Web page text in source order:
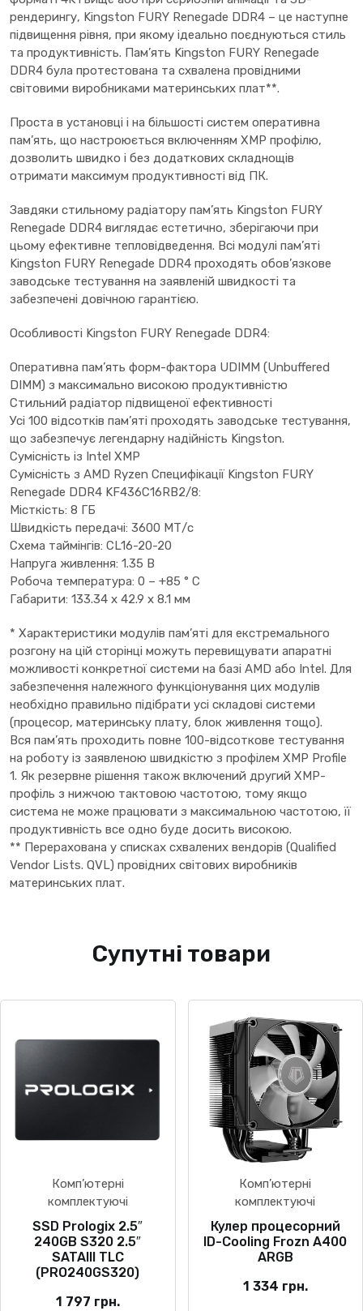
рендерингу, Kingston FURY Renegade DDR4 – це наступне
підвищення рівня, при якому ідеально поєднуються стиль
та продуктивність. Пам’ять Kingston FURY Renegade
DDR4 була протестована та схвалена провідними
світовими виробниками материнських плат**.
Проста в установці і на більшості систем оперативна
пам’ять, що настроюється включенням XMP профілю,
дозволить швидко і без додаткових складнощів
отримати максимум продуктивності від ПК.
Завдяки стильному радіатору пам’ять Kingston FURY
Renegade DDR4 виглядає естетично, зберігаючи при
цьому ефективне тепловідведення. Всі модулі пам’яті
Kingston FURY Renegade DDR4 проходять обов’язкове
заводське тестування на заявленій швидкості та
забезпечені довічною гарантією.
Особливості Kingston FURY Renegade DDR4:
Оперативна пам’ять форм-фактора UDIMM (Unbuffered
DIMM) з максимально високою продуктивністю
Стильний радіатор підвищеної ефективності
Усі 100 відсотків пам’яті проходять заводське тестування,
що забезпечує легендарну надійність Kingston.
Сумісність із Intel XMP
Сумісність з AMD Ryzen Специфікації Kingston FURY
Renegade DDR4 KF436C16RB2/8:
Місткість: 8 ГБ
Швидкість передачі: 3600 МТ/с
Схема таймінгів: CL16-20-20
Напруга живлення: 1.35 В
Робоча температура: 0 – +85 ° C
Габарити: 133.34 x 42.9 x 8.1 мм
* Характеристики модулів пам’яті для екстремального
розгону на цій сторінці можуть перевищувати апаратні
можливості конкретної системи на базі AMD або Intel. Для
забезпечення належного функціонування цих модулів
необхідно правильно підібрати усі складові системи
(процесор, материнську плату, блок живлення тощо).
Вся пам’ять проходить повне 100-відсоткове тестування
на роботу із заявленою швидкістю з профілем XMP Profile
1. Як резервне рішення також включений другий XMP-
профіль з нижчою тактовою частотою, тому якщо
система не може працювати з максимальною частотою, її
продуктивність все одно буде досить високою.
** Перерахована у списках схвалених вендорів (Qualified
Vendor Lists. QVL) провідних світових виробників
материнських плат.
Супутні товари
Комп’ютерні
комплектуючі
SSD Prologix 2.5″
240GB S320 2.5″
SATAIII TLC
(PRO240GS320)
1 797 грн.
Комп’ютерні
комплектуючі
Кулер процесорний
ID-Cooling Frozn A400
ARGB
1 334 грн.